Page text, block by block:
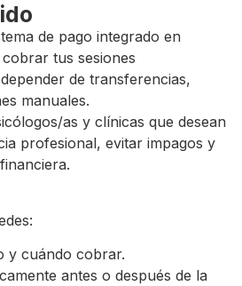
de pago integrado en
tus sesiones
de transferencias,
manuales.
as y clínicas que desean
profesional, evitar impagos y
y cuándo cobrar.
antes o después de la